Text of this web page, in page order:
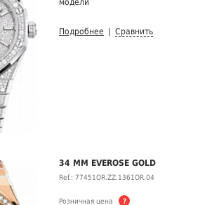
модели
Подробнее Сравнить
34 MM EVEROSE GOLD
Ref.: 77451OR.ZZ.1361OR.04
Розничная цена ?